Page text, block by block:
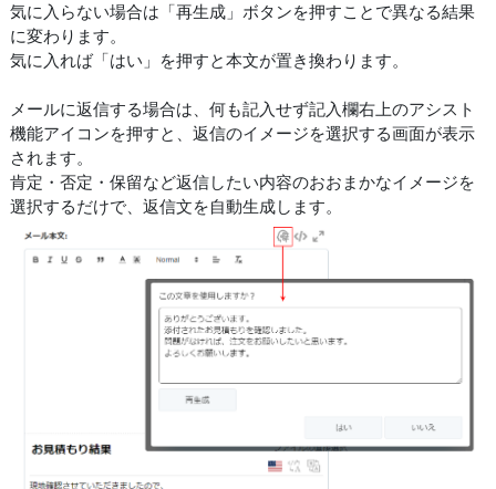
気に入らない場合は「再生成」ボタンを押すことで異なる結果
に変わります。
気に入れば「はい」を押すと本文が置き換わります。
メールに返信する場合は、何も記入せず記入欄右上のアシスト
機能アイコンを押すと、返信のイメージを選択する画面が表示
されます。
肯定・否定・保留など返信したい内容のおおまかなイメージを
選択するだけで、返信文を自動生成します。